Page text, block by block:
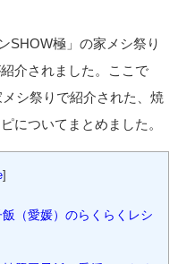
SHOW極」の家メシ祭り
介されました。ここで
シ祭りで紹介された、焼
についてまとめました。
]
（愛媛）のらくらくレシ